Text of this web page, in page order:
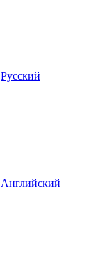
Русский
Английский